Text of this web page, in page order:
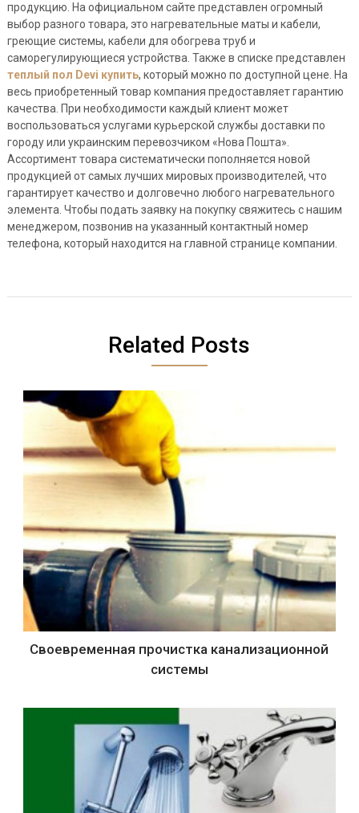
продукцию. На официальном сайте представлен огромный
выбор разного товара, это нагревательные маты и кабели,
греющие системы, кабели для обогрева труб и
саморегулирующиеся устройства. Также в списке представлен
теплый пол Devi купить, который можно по доступной цене. На
весь приобретенный товар компания предоставляет гарантию
качества. При необходимости каждый клиент может
воспользоваться услугами курьерской службы доставки по
городу или украинским перевозчиком «Нова Пошта».
Ассортимент товара систематически пополняется новой
продукцией от самых лучших мировых производителей, что
гарантирует качество и долговечно любого нагревательного
элемента. Чтобы подать заявку на покупку свяжитесь с нашим
менеджером, позвонив на указанный контактный номер
телефона, который находится на главной странице компании.
Related Posts
Своевременная прочистка канализационной
системы